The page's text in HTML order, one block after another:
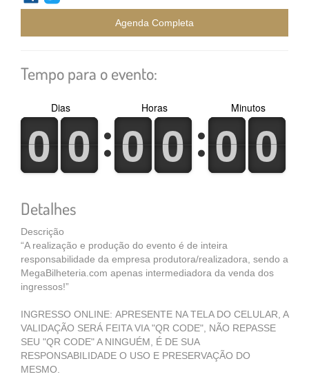
Agenda Completa
Tempo para o evento:
0
0
1
1 0
0
1
1
Dias
0
0
1
1 0
0
1
1
Horas
0
0
1
1 0
0
1
1
Minutos
Detalhes
Descrição
“A realização e produção do evento é de inteira
responsabilidade da empresa produtora/realizadora, sendo a
MegaBilheteria.com apenas intermediadora da venda dos
ingressos!”
INGRESSO ONLINE: APRESENTE NA TELA DO CELULAR, A
VALIDAÇÃO SERÁ FEITA VIA "QR CODE", NÃO REPASSE
SEU "QR CODE" A NINGUÉM, É DE SUA
RESPONSABILIDADE O USO E PRESERVAÇÃO DO
MESMO.